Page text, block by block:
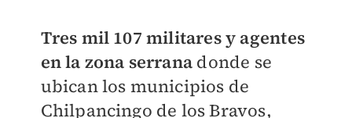
Tres mil 107 militares y agentes
en la zona serrana donde se
ubican los municipios de
Chilpancingo de los Bravos,